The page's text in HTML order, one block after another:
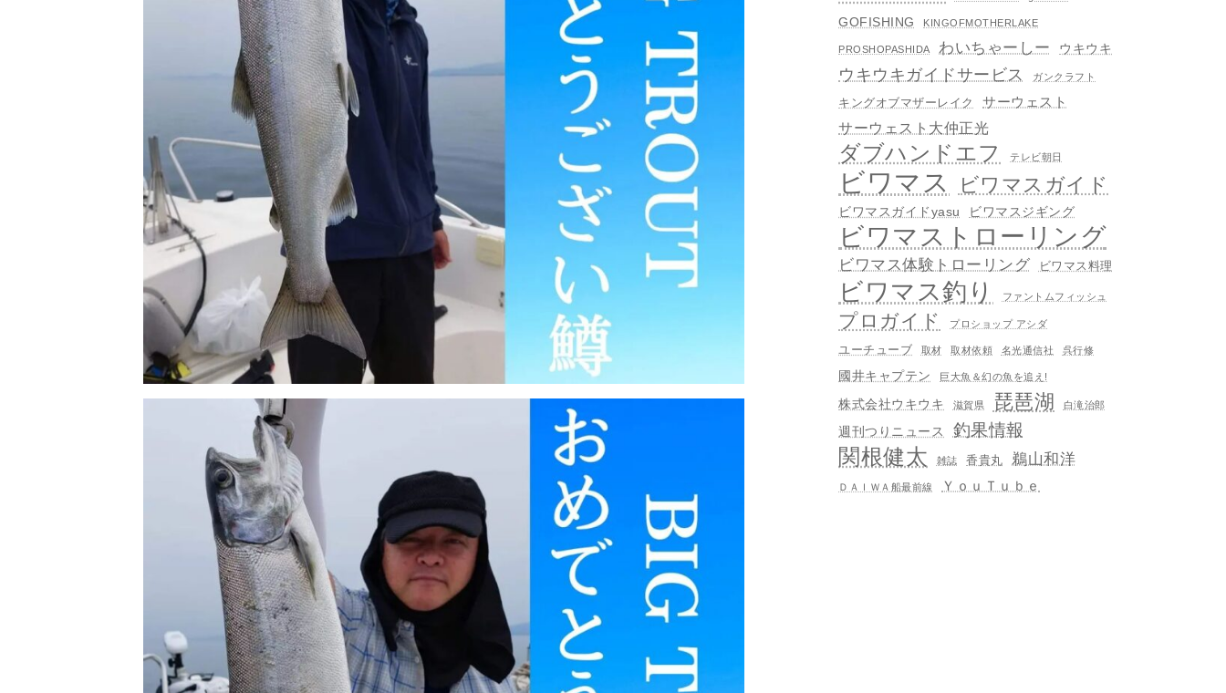
GOFISHING KINGOFMOTHERLAKE
PROSHOPASHIDA わいちゃーしー ウキウキ
ウキウキガイドサービス ガンクラフト
キングオブマザーレイク
サーウェスト
サーウェスト大仲正光
ダブハンドエフ テレビ朝日
ビワマス ビワマスガイド
ビワマスガイドyasu ビワマスジギング
ビワマストローリング
ビワマス体験トローリング ビワマス料理
ビワマス釣り ファントムフィッシュ
プロガイド プロショップ アシダ
ユーチューブ 取材 取材依頼 名光通信社 呉行修
國井キャプテン 巨大魚＆幻の魚を追え!
株式会社ウキウキ 滋賀県 琵琶湖 白滝治郎
週刊つりニュース 釣果情報
関根健太 雑誌 香貴丸 鵜山和洋
ＤＡＩＷＡ船最前線 ＹｏｕＴｕｂｅ